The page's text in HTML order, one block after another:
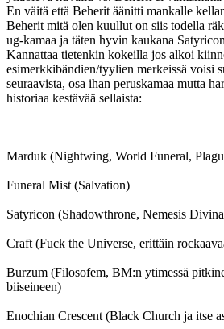
En väitä että Beherit äänitti mankalle
Beherit mitä olen kuullut on siis todella
ug-kamaa ja täten hyvin kaukana
Kannattaa tietenkin kokeilla jos alkoi
esimerkkibändien/tyylien merkeissä voisi
seuraavista, osa ihan peruskamaa mutta
historiaa kestävää sellaista:
Marduk (Nightwing, World Funeral,
Funeral Mist (Salvation)
Satyricon (Shadowthrone, Nemesis
Craft (Fuck the Universe, erittäin
Burzum (Filosofem, BM:n ytimessä
biiseineen)
Enochian Crescent (Black Church ja itse